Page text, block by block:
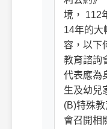
境， 112
14年的大
容，以下
教育諮詢
代表應為
生及幼兒
(B)特殊
會召開相